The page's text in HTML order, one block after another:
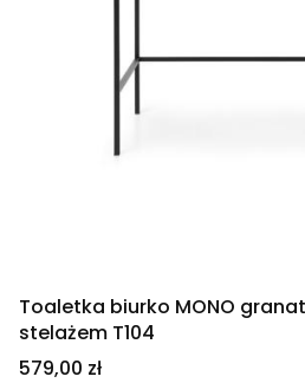
Toaletka biurko MONO
stelażem T104
Cena
579,00 zł